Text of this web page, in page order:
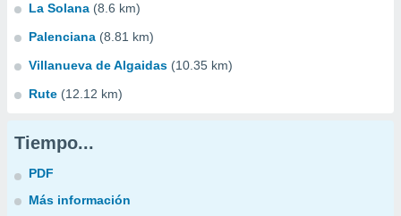
La Solana (8.6 km)
Palenciana (8.81 km)
Villanueva de Algaidas (10.35 km)
Rute (12.12 km)
Tiempo...
PDF
Más información